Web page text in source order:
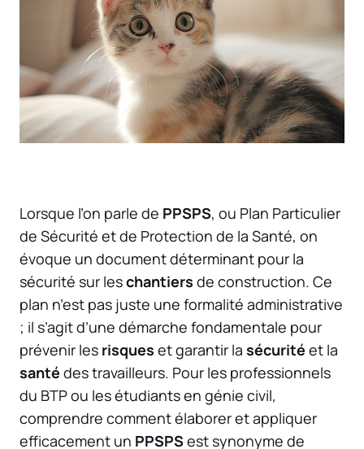
Lorsque l’on parle de PPSPS, ou Plan Particulier
de Sécurité et de Protection de la Santé, on
évoque un document déterminant pour la
sécurité sur leschantiers de construction. Ce
plan n’est pas juste une formalité administrative
; il s’agit d’une démarche fondamentale pour
prévenir les risques et garantir la sécurité et la
santé des travailleurs. Pour les professionnels
du BTP ou les étudiants en génie civil,
comprendre comment élaborer et appliquer
efficacement un PPSPSest synonyme de